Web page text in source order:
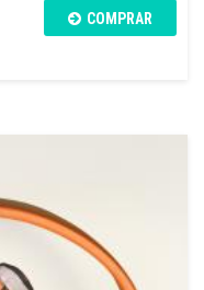
COMPRAR